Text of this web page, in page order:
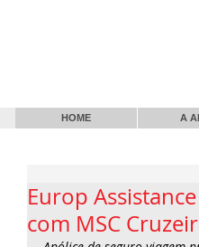
HOME A
Europ
com MSC